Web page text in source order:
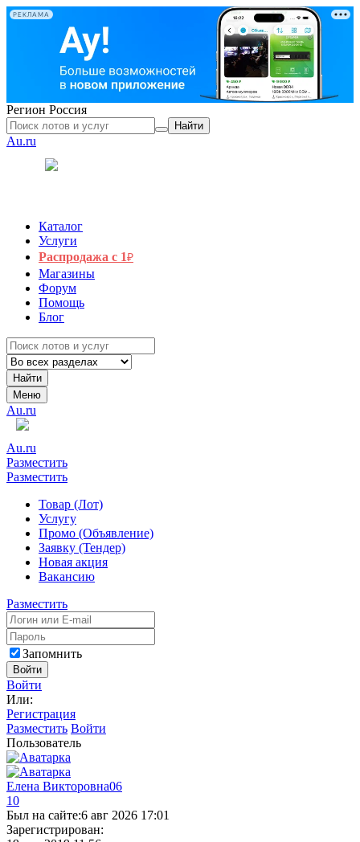
РЕКЛАМА
Регион Россия
Найти
Au.ru
Каталог
Услуги
Распродажа с 1₽
Магазины
Форум
Помощь
Блог
Найти
Меню
Au.ru
Au.ru
Разместить
Разместить
Товар (Лот)
Услугу
Промо (Объявление)
Заявку (Тендер)
Новая акция
Вакансию
Разместить
Запомнить
Войти
Войти
Или:
Регистрация
Разместить Войти
Пользователь
Елена Викторовна06
10
Был на сайте:6 авг 2026 17:01
Зарегистрирован: